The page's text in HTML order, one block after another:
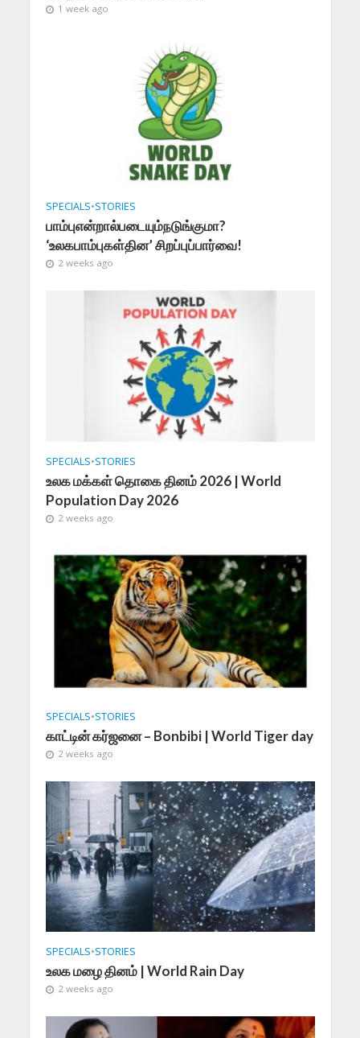
1 week ago
SPECIALS•STORIES
பாம்புஎன்றால்படையும்நடுங்குமா?
‘உலகபாம்புகள்தின’ சிறப்புப்பார்வை!
2 weeks ago
SPECIALS•STORIES
உலக மக்கள் தொகை தினம் 2026 | World
Population Day 2026
2 weeks ago
SPECIALS•STORIES
காட்டின் கர்ஜனை – Bonbibi | World Tiger day
2 weeks ago
SPECIALS•STORIES
உலக மழை தினம் | World Rain Day
2 weeks ago